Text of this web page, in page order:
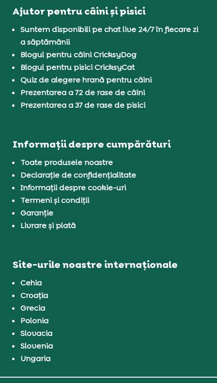
Ajutor pentru câini și pisici
Suntem disponibili pe chat live 24/7 în fiecare zi
a săptămânii
Blogul pentru câini CricksyDog
Blogul pentru pisici CricksyCat
Quiz de alegere hrană pentru câini
Prezentarea a 72 de rase de câini
Prezentarea a 37 de rase de pisici
Informații despre cumpărături
Toate produsele noastre
Declarație de confidențialitate
Informații despre cookie-uri
Termeni și condiții
Garanție
Livrare și plată
Site-urile noastre internaționale
Cehia
Croația
Grecia
Polonia
Slovacia
Slovenia
Ungaria